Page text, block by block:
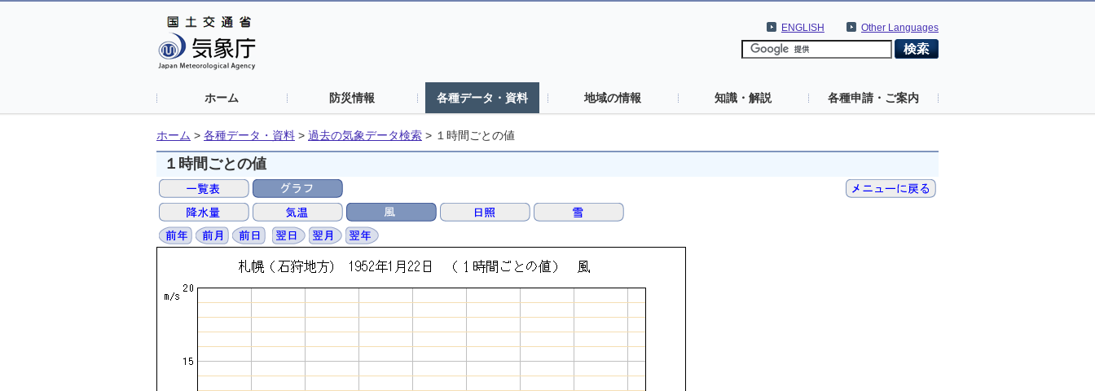
Other Languages
ENGLISH
ホーム 防災情報 各種データ・資料 地域の情報 知識・解説 各種申請・ご案内
ホーム > 各種データ・資料 > 過去の気象データ検索 > １時間ごとの値
１時間ごとの値